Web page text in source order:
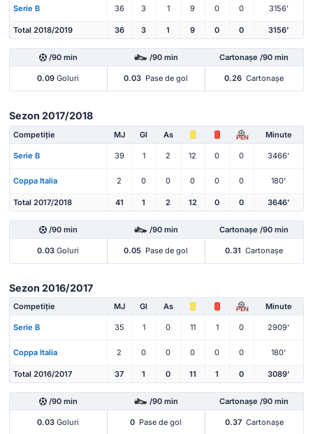
Serie B 36 3 1 9 0 0 3156'
Total 2018/2019 36 3 1 9 0 0 3156'
/90 min /90 min Cartonașe /90 min
0.09 Goluri 0.03 Pase de gol 0.26 Cartonașe
Sezon 2017/2018
Competiție MJ Gl As PEN Minute
Serie B 39 1 2 12 0 0 3466'
Coppa Italia 2 0 0 0 0 0 180'
Total 2017/2018 41 1 2 12 0 0 3646'
/90 min /90 min Cartonașe /90 min
0.03 Goluri 0.05 Pase de gol 0.31 Cartonașe
Sezon 2016/2017
Competiție MJ Gl As PEN Minute
Serie B 35 1 0 11 1 0 2909'
Coppa Italia 2 0 0 0 0 0 180'
Total 2016/2017 37 1 0 11 1 0 3089'
/90 min /90 min Cartonașe /90 min
0.03 Goluri 0 Pase de gol 0.37 Cartonașe